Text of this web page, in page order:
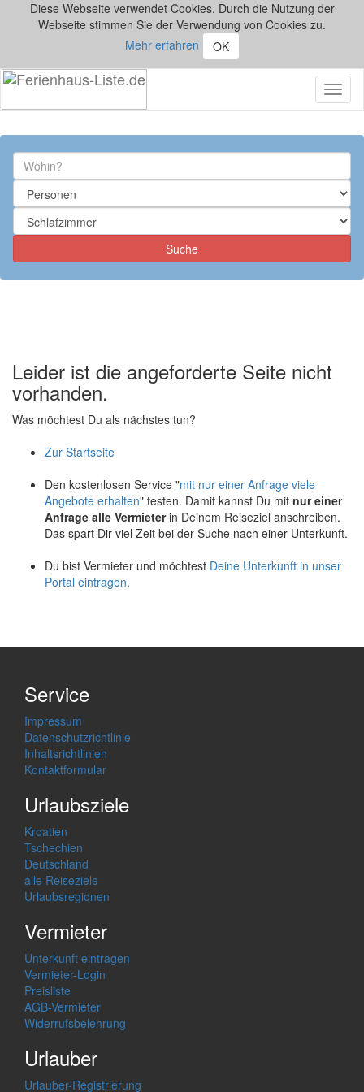
Diese Webseite verwendet Cookies. Durch die Nutzung der
Webseite stimmen Sie der Verwendung von Cookies zu.
Mehr erfahren
OK
Leider ist die angeforderte Seite nicht
vorhanden.
Was möchtest Du als nächstes tun?
Zur Startseite
Den kostenlosen Service "mit nur einer Anfrage viele
Angebote erhalten" testen. Damit kannst Du mit nur einer
Anfrage alle Vermieterin Deinem Reiseziel anschreiben.
Das spart Dir viel Zeit bei der Suche nach einer Unterkunft.
Du bist Vermieter und möchtest Deine Unterkunft in unser
Portal eintragen.
Service
Impressum
Datenschutzrichtlinie
Inhaltsrichtlinien
Kontaktformular
Urlaubsziele
Kroatien
Tschechien
Deutschland
alle Reiseziele
Urlaubsregionen
Vermieter
Unterkunft eintragen
Vermieter-Login
Preisliste
AGB-Vermieter
Widerrufsbelehrung
Urlauber
Urlauber-Registrierung